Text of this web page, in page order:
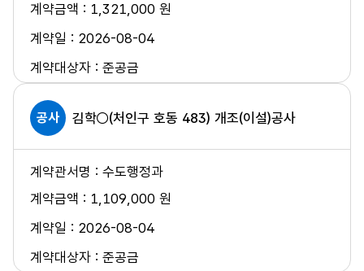
1,321,000 원
2026-08-04
준공금
수도행정과
공사 김학○(처인구 호동 483) 개조(이설)공사
1,109,000 원
2026-08-04
준공금